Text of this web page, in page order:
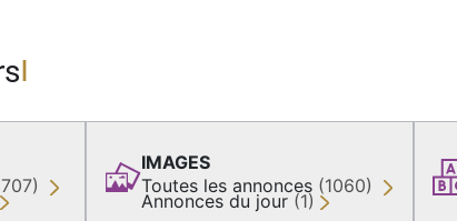
IMAGES
Toutes les annonces (1060)
Annonces du jour (1)